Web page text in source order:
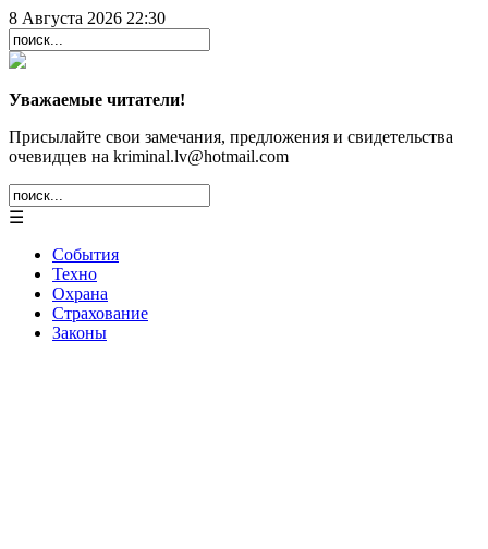
8 Августа 2026 22:30
Уважаемые читатели!
Присылайте свои замечания, предложения и свидетельства
очевидцев на kriminal.lv@hotmail.com
☰
События
Техно
Охрана
Страхование
Законы